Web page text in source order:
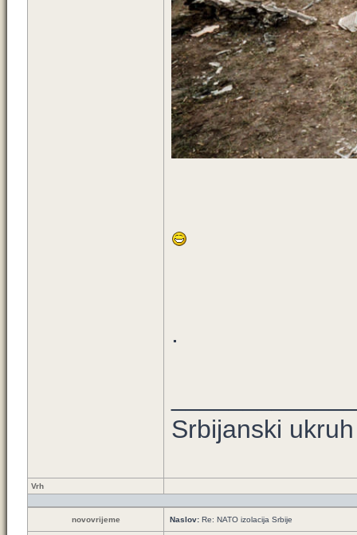
.
Srbijanski ukruh
Vrh
novovrijeme Naslov: Re: NATO izolacija Srbije